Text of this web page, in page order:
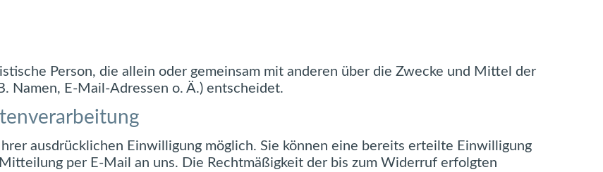
Person, die allein oder gemeinsam mit anderen über die Zwecke und Mittel der
Namen, E-Mail-Adressen o. Ä.) entscheidet.
ausdrücklichen Einwilligung möglich. Sie können eine bereits erteilte Einwilligung
per E-Mail an uns. Die Rechtmäßigkeit der bis zum Widerruf erfolgten